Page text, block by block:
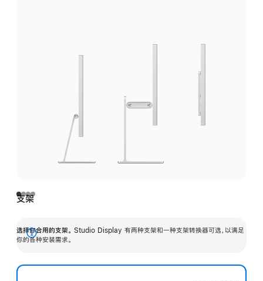
支架
选择你合用的支架。 Studio Display 有两种支架和一种支架转换器可选，以满足
你的各种安装需求。
展